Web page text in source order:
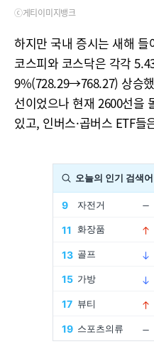
ⓒ게티이미지뱅크
하지만 국내 증시는 새해
코스피와 코스닥은 각각
9%(728.29→768.27) 상승
선이었으나 현재 2600선을
있고, 인버스·곱버스 ETF들